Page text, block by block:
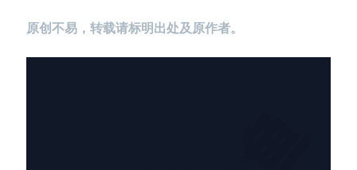
仓位大小背后的数学：为什么胜率40%的策略，能比胜率60%的更赚钱
原创不易，转载请标明出处及原作者。